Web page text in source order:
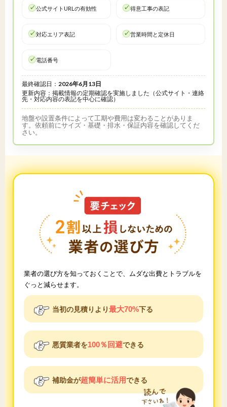
公式サイトURLの有効性 得意工事の表記
対応エリア表記 営業時間と定休日
電話番号
最終確認日： 2026年6月13日
更新内容：掲載情報の定期確認を実施しました（公式サイト・連絡
先・対応内容の表記を中心に確認）
地盤や設置条件によって工期や費用は変わることがありま
す。依頼前にサイズ・基礎・排水・保証内容を確認してくだ
さい。
業者の選び方を知っておくことで、ムダな出費とトラブルを
ぐっと減らせます。
当初の見積りより最大70%下る
悪質業者を100％回避できる
補助金が超簡単に活用できる